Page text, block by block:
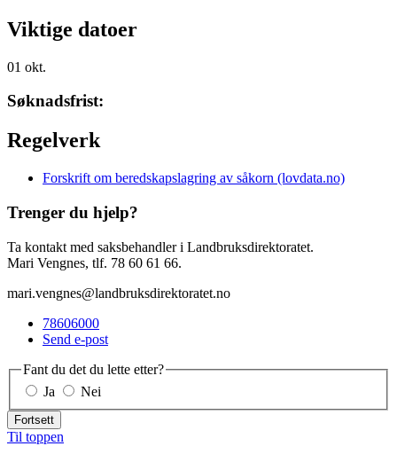
Viktige datoer
01 okt.
Søknadsfrist:
Regelverk
Forskrift om beredskapslagring av såkorn (lovdata.no)
Trenger du hjelp?
Ta kontakt med saksbehandler i Landbruksdirektoratet.
Mari Vengnes, tlf. 78 60 61 66.
mari.vengnes@landbruksdirektoratet.no
78606000
Send e-post
Fant du det du lette etter?
Ja
Nei
Fortsett
Til toppen